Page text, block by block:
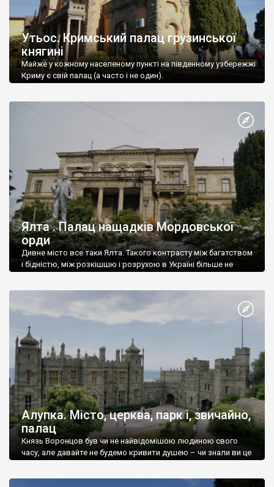
Утьос. Кримський палац грузинської
княгині
Майже у кожному населеному пункті на південному узбережжі
Криму є свій палац (а часто і не один).
Ялта . Палац нащадків Мордовської
орди
Дивне місто все таки Ялта. Такого контрасту між багатством
і бідністю, між розкішшю і розрухою в Україні більше не
Алупка. Місто, церква, парк і, звичайно,
палац
Князь Воронцов був чи не найвідомішою людиною свого
часу, але давайте не будемо кривити душею – чи знали ви це